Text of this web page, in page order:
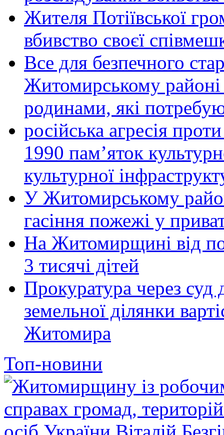
Жителя Потіївської
вбивство своєї
Все для безпечного
Житомирському районі
родинами, які
російська агресія
1990 пам’яток
культурної
У Житомирському
гасіння пожежі у
На Житомирщині від
3 тисячі дітей
Прокуратура через суд
земельної ділянки
Житомира
Топ-новини